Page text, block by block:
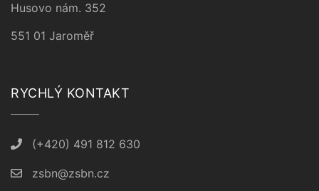
Husovo nám. 352
551 01 Jaroměř
RYCHLÝ KONTAKT
(+420) 491 812 630
zsbn@zsbn.cz